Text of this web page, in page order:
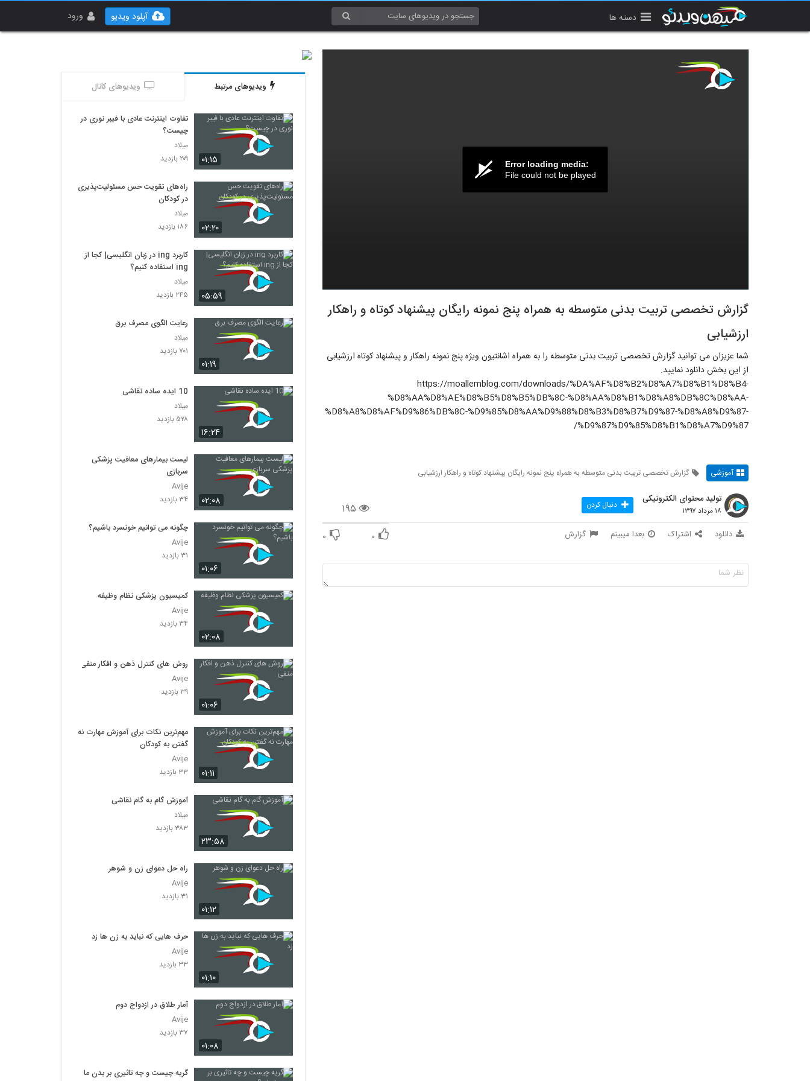
دسته ها ورود آپلود ویدیو
Error loading media:
File could not be played
گزارش تخصصی تربیت بدنی متوسطه به همراه پنج نمونه رایگان پیشنهاد کوتاه و راهکار
ارزشیابی
شما عزیزان می توانید گزارش تخصصی تربیت بدنی متوسطه را به همراه اشانتیون ویژه پنج نمونه راهکار و پیشنهاد کوتاه ارزشیابی
از این بخش دانلود نمایید.
https://moallemblog.com/downloads/%DA%AF%D8%B2%D8%A7%D8%B1%D8%B4-
%D8%AA%D8%AE%D8%B5%D8%B5%DB%8C-%D8%AA%D8%B1%D8%A8%DB%8C%D8%AA-
%D8%A8%D8%AF%D9%86%DB%8C-%D9%85%D8%AA%D9%88%D8%B3%D8%B7%D9%87-%D8%A8%D9%87-
%D9%87%D9%85%D8%B1%D8%A7%D9%87/
آموزشی گزارش تخصصی تربیت بدنی متوسطه به همراه پنج نمونه رایگان پیشنهاد کوتاه و راهکار ارزشیابی
۱۹۵
تولید محتوای الکترونیکی
۱۸ مرداد ۱۳۹۷ دنبال کردن
دانلود اشتراک بعدا میبینم گزارش ۰ ۰
ویدیوهای مرتبط ویدیوهای کانال
۰۱:۱۵
تفاوت اینترنت عادی با فیبر نوری در
چیست؟
میلاد
۲۰۹ بازدید
۰۲:۲۰
راه‌های تقویت حس مسئولیت‌پذیری
در کودکان
میلاد
۱۸۶ بازدید
۰۵:۵۹
کاربرد ing در زبان انگلیسی| کجا از
ing استفاده کنیم؟
میلاد
۲۴۵ بازدید
۰۱:۱۹
رعایت الگوی مصرف برق
میلاد
۷۰۱ بازدید
۱۶:۲۴
10 ایده ساده نقاشی
میلاد
۵۲۸ بازدید
۰۲:۰۸
لیست بیمارهای معافیت پزشکی
سربازی
Avije
۳۴ بازدید
۰۱:۰۶
چگونه می توانیم خونسرد باشیم؟
Avije
۳۱ بازدید
۰۲:۰۸
کمیسیون پزشکی نظام وظیفه
Avije
۳۴ بازدید
۰۱:۰۶
روش های کنترل ذهن و افکار منفی
Avije
۳۹ بازدید
۰۱:۱۱
مهم‌ترین نکات برای آموزش مهارت نه
گفتن به کودکان
Avije
۳۳ بازدید
۲۳:۵۸
آموزش گام به گام نقاشی
میلاد
۳۸۳ بازدید
۰۱:۱۲
راه حل دعوای زن و شوهر
Avije
۳۱ بازدید
۰۱:۱۰
حرف هایی که نباید به زن ها زد
Avije
۳۳ بازدید
۰۱:۰۸
آمار طلاق در ازدواج دوم
Avije
۳۷ بازدید
گریه چیست و چه تاثیری بر بدن ما